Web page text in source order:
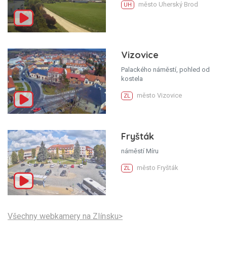
UH město Uherský Brod
Vizovice
Palackého náměstí, pohled od
kostela
ZL město Vizovice
Fryšták
náměstí Míru
ZL město Fryšták
Všechny webkamery na Zlínsku>